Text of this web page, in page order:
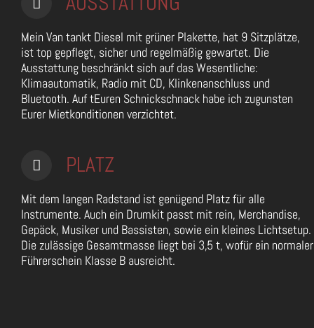
Mein Van tankt Diesel mit grüner Plakette, hat 9 Sitzplätze,
ist top gepflegt, sicher und regelmäßig gewartet. Die
Ausstattung beschränkt sich auf das Wesentliche:
Klimaautomatik, Radio mit CD, Klinkenanschluss und
Bluetooth. Auf tEuren Schnickschnack habe ich zugunsten
Eurer Mietkonditionen verzichtet.
PLATZ
Mit dem langen Radstand ist genügend Platz für alle
Instrumente. Auch ein Drumkit passt mit rein, Merchandise,
Gepäck, Musiker und Bassisten, sowie ein kleines Lichtsetup.
Die zulässige Gesamtmasse liegt bei 3,5 t, wofür ein normaler
Führerschein Klasse B ausreicht.